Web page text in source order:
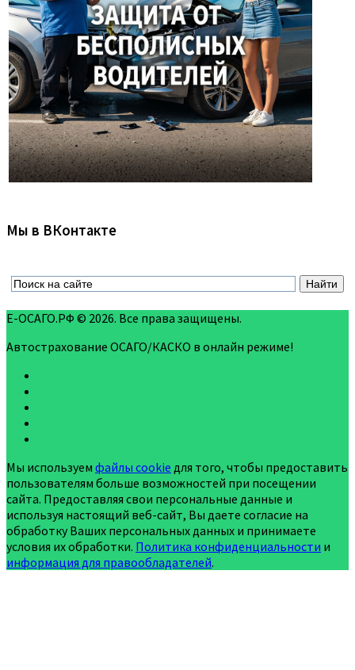
Мы в ВКонтакте
Е-ОСАГО.РФ © 2026. Все права защищены.
Автострахование ОСАГО/КАСКО в онлайн режиме!
Мы используем файлы cookie для того, чтобы предоставить
пользователям больше возможностей при посещении
сайта. Предоставляя свои персональные данные и
используя настоящий веб-сайт, Вы даете согласие на
обработку Ваших персональных данных и принимаете
условия их обработки. Политика конфиденциальности и
информация для правообладателей.